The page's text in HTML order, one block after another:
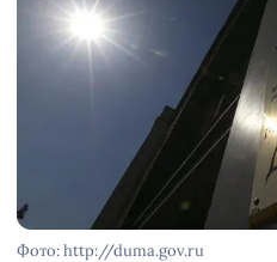
Фото: http://duma.gov.ru